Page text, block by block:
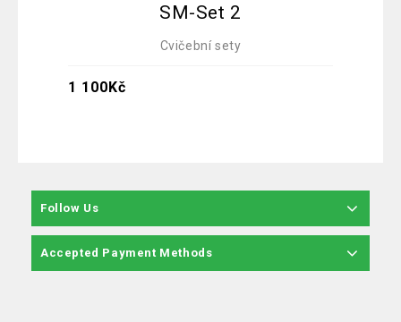
SM-Set 2
Cvičební sety
1 100Kč
Follow Us
Accepted Payment Methods